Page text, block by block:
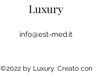
Luxury
info@est-med.it
©2022 by Luxury. Creato con